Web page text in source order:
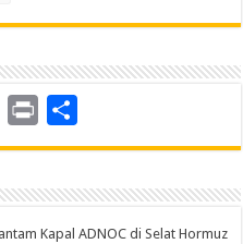
Email Print
Kapal ADNOC di Selat Hormuz